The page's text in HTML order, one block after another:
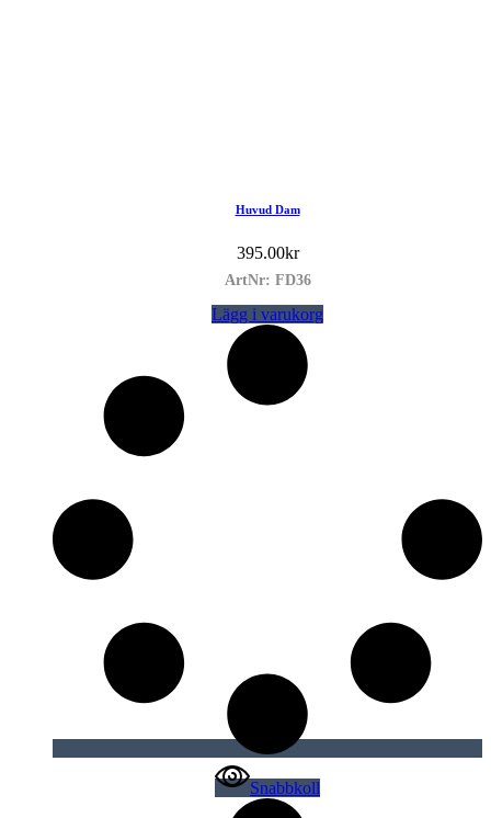
Huvud Dam
395.00kr
ArtNr: FD36
Lägg i varukorg
Snabbkoll